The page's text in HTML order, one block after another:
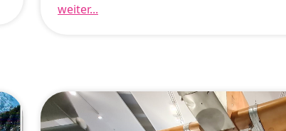
weiter...